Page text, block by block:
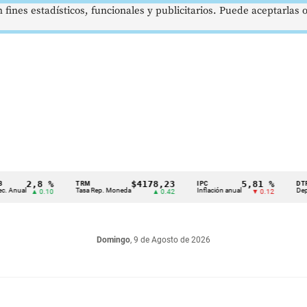
2,8 %
▲ 0.10
TRM
Tasa Rep. Moneda
$4178,23
▲ 0.42
IPC
Inflación anual
5,81 %
▼ 0.12
DTF
Dep.
Domingo, 9 de Agosto de 2026
estadísticos, funcionales y publicitarios. Puede aceptarlas